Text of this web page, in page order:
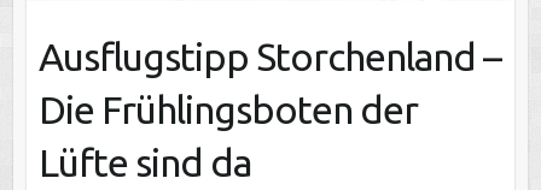
Ausflugstipp Storchenland –
Die Frühlingsboten der
Lüfte sind da